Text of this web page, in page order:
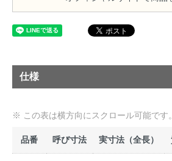
仕様
品番 呼び寸法 実寸法（全長）